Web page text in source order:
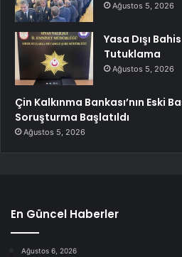
Ağustos 5, 2026
Yasa Dışı
Tutuklama
Ağustos 5, 2026
Çin Kalkınma Bankası’nın Eski
Soruşturma Başlatıldı
Ağustos 5, 2026
En Güncel Haberler
Ağustos 6, 2026